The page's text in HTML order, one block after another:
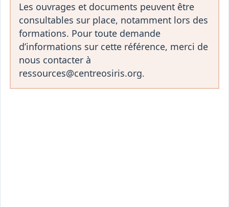
Les ouvrages et documents peuvent être
consultables sur place, notamment lors des
formations. Pour toute demande
d’informations sur cette référence, merci de
nous contacter à
ressources@centreosiris.org.